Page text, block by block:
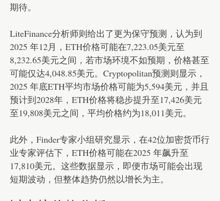
期待。
LiteFinance分析师则给出了更为保守预测，认为到
2025 年12月， ETH价格可能在7,223.05美元至
8,232.65美元之间，若市场环境不如预期，价格甚至
可能仅达4,048.85美元。Cryptopolitan预测则显示，
2025 年底ETH平均市场价格可能为5,594美元，并且
预计到2028年，ETH价格将稳步提升至17,426美元
至19,808美元之间，平均价格约为18,011美元。
此外，Finder专家小组研究显示，在42位加密货币行
业专家评估下，ETH价格可能在2025 年飙升至
17,810美元。这些数据显示，即便市场可能会出现
短期波动，但整体趋势仍然以增长为主。